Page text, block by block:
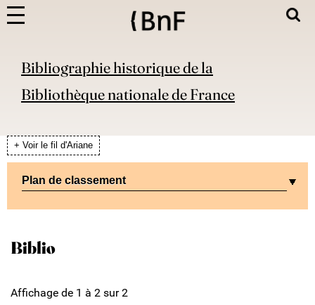
Bibliographie historique de la
Bibliothèque nationale de France
+ Voir le fil d'Ariane
Plan de classement
Biblio
Affichage de 1 à 2 sur 2